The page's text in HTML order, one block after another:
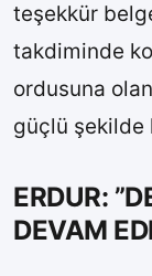
teşekkür
takdiminde
ordusuna
güçlü
ERDUR:
DEVAM